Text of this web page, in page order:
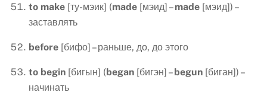
to make [ту-мэик] (made [мэид] –made [мэид]) –
заставлять
before [бифо] – раньше, до, до этого
to begin [бигын] (began [бигэн] –begun [биган]) –
начинать